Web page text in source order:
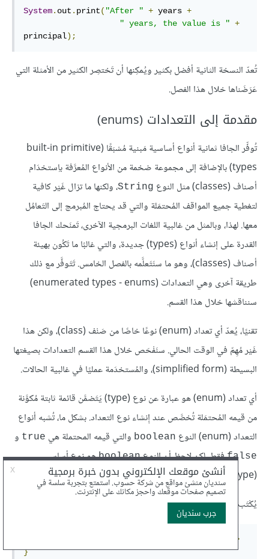
System. out . print( "After " + years +
" years, the value is " +
principal);
تُعدّ النسخة الثانية أفضل بكثير ويُمكِنها أن تَختصِر الكثير من الأمثلة التي
عَرَضَناها خلال هذا الفصل.
مقدمة إلى التعدادات (enums)
تُوفِّر الجافا ثمانية أنواع أساسية مَبنية مُسْبَقًا (built-in primitive
types) بالإضافة إلى مجموعة ضخمة من الأنواع المُعرَّفة باِستخدَام
أصناف (classes) مثل النوع
String، ولكنها ما تزال غَيْر كافية
لتغطية جميع المواقف المُحتمَلة والتي قد يحتاج المُبرمج إلى التَعامُل
معها. لهذا، وبالمثل من غالبية اللغات البرمجية الآخرى، تَمنَحك الجافا
القدرة على إنشاء أنواع (types) جديدة، والتي غالبًا ما تَكُون بهيئة
أصناف (classes)، وهو ما سنَتَعلَّمه بالفصل الخامس. تَتَوفَّر مع ذلك
طريقة آخرى وهي التعدادات (enumerated types - enums)
سنناقشها خلال هذا القسم.
تقنيًا، يُعدّ أي تعداد (enum) نوعًا خاصًا من صَنْف (class)، ولكن هذا
غَيْر مُهِمّ في الوقت الحالي. سنَفْحَص خلال هذا القسم التعدادات بصيغتها
البسيطة (simplified form)، والمُستخدَمة عمليًا في غالبية الحالات.
أي تعداد (enum) هو عبارة عن نوع (type) يَتَضمَّن قائمة ثابتة مُكوَّنة
من قيمه المُحتمَلة تُخصَّص عند إِنشاء نوع التعداد. بشكل ما، تُشبه أنواع
التعداد (enum) النوع
boolean والتي قيمه المحتملة هي true و
falseفقط. لكن لاحِظ أن النوعbooleanهو نوع أساسي
(primitive type) أما أنواع التعداد (enums) فليست كذلك.
يُكْتَب تعريف تعداد (enum definition) معين بالصيغة التالية:
>
}